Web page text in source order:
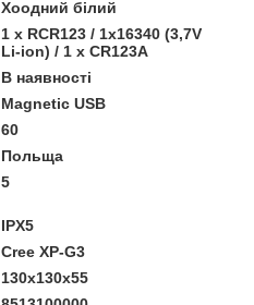
Хоодний білий
1 х RCR123 / 1х16340 (3,7V
Li-іon) / 1 x CR123A
В наявності
Magnetic USB
60
Польща
5
IPX5
Cree XP-G3
130x130x55